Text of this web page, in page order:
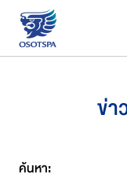
ข่า
ค้นหา: